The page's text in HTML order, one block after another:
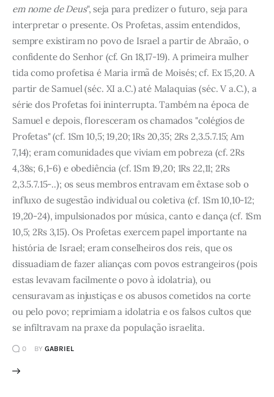
em nome de Deus", seja para predizer o futuro, seja para
interpretar o presente. Os Profetas, assim entendidos,
sempre existiram no povo de Israel a partir de Abraão, o
confidente do Senhor (cf. Gn 18,17-19). A primeira mulher
tida como profetisa é Maria irmã de Moisés; cf. Ex 15,20. A
partir de Samuel (séc. XI a.C.) até Malaquias (séc. V a.C.), a
série dos Profetas foi ininterrupta. Também na época de
Samuel e depois, floresceram os chamados "colégios de
Profetas" (cf. 1Sm 10,5; 19,20; 1Rs 20,35; 2Rs 2,3.5.7.15; Am
7,14); eram comunidades que viviam em pobreza (cf. 2Rs
4,38s; 6,1-6) e obediência (cf. 1Sm 19,20; 1Rs 22,11; 2Rs
2,3.5.7.15-..); os seus membros entravam em êxtase sob o
influxo de sugestão individual ou coletiva (cf. 1Sm 10,10-12;
19,20-24), impulsionados por música, canto e dança (cf. 1Sm
10,5; 2Rs 3,15). Os Profetas exercem papel importante na
história de Israel; eram conselheiros dos reis, que os
dissuadiam de fazer alianças com povos estrangeiros (pois
estas levavam facilmente o povo à idolatria), ou
censuravam as injustiças e os abusos cometidos na corte
ou pelo povo; reprimiam a idolatria e os falsos cultos que
se infiltravam na praxe da população israelita.
0 BY GABRIEL